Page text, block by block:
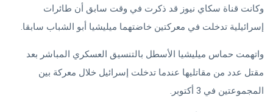
وكانت قناة سكاي نيوز قد ذكرت في وقت سابق أن طائرات
إسرائيلية تدخلت في معركتين خاضتهما ميليشيا أبو الشباب سابقا.
واتهمت حماس ميليشيا الأسطل بالتنسيق العسكري المباشر بعد
مقتل عدد من مقاتليها عندما تدخلت إسرائيل خلال معركة بين
المجموعتين في 3 أكتوبر.